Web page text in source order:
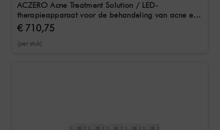
ACZERO Acne Treatment Solution / LED-
therapieapparaat voor de behandeling van acne en
puistjes
€ 710,75
(per stuk)